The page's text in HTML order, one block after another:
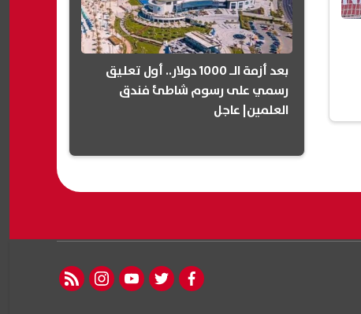
بعد أزمة الـ 1000 دولار.. أول تعليق
رسمي على رسوم شاطئ فندق
العلمين| عاجل
facebook
twitter
youtube
instagram
rss feed